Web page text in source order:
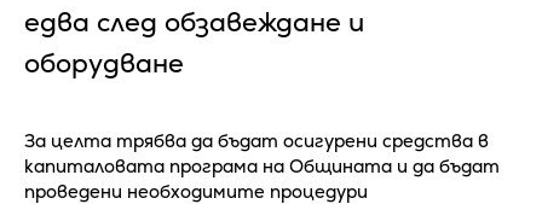
едва след обзавеждане и
оборудване
За целта трябва да бъдат осигурени средства в
капиталовата програма на Общината и да бъдат
проведени необходимите процедури